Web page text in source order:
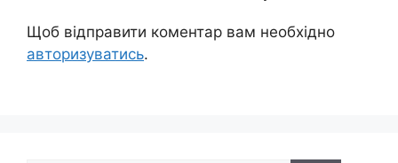
Щоб відправити коментар вам необхідно
авторизуватись.